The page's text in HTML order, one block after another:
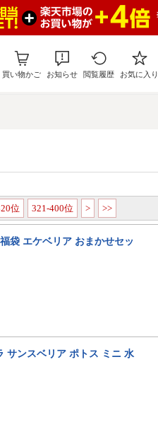
買い物かご お知らせ 閲覧履歴 お気に入り
位 321-400位 > >>
袋 エケベリア おまかせセッ
サンスベリア ポトス ミニ 水